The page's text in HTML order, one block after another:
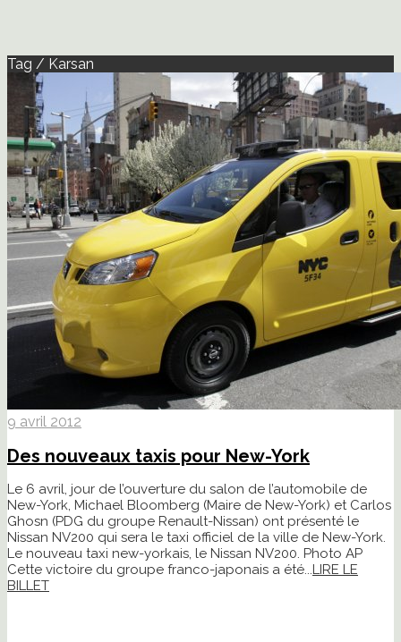
Tag / Karsan
9 avril 2012
Des nouveaux taxis pour New-York
Le 6 avril, jour de l’ouverture du salon de l’automobile de
New-York, Michael Bloomberg (Maire de New-York) et Carlos
Ghosn (PDG du groupe Renault-Nissan) ont présenté le
Nissan NV200 qui sera le taxi officiel de la ville de New-York.
Le nouveau taxi new-yorkais, le Nissan NV200. Photo AP
Cette victoire du groupe franco-japonais a été...LIRE LE
BILLET